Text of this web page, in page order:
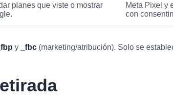
planes que viste o mostrar
Meta Pixel y
con
_fbp y _fbc (marketing/atribución). Solo se